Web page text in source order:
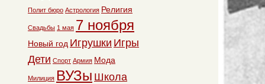
Полит бюро Астрология Религия
Свадьбы 1 мая 7 ноября
Новый год Игрушки Игры
Дети Спорт Армия Мода
Милиция ВУЗы Школа